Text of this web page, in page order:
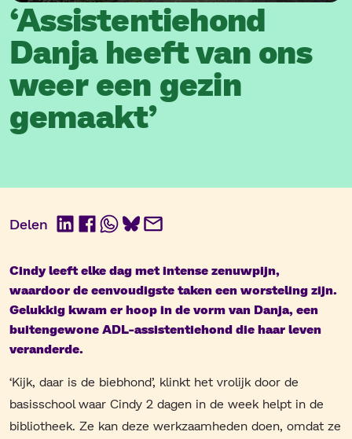
‘Assistentiehond
Danja heeft van ons
weer een gezin
gemaakt’
Delen
LinkedIn
Facebook
WhatsApp
BlueSky
E-
Cindy leeft elke dag met intense zenuwpijn,
waardoor de eenvoudigste taken een worsteling zijn.
Gelukkig kwam er hoop in de vorm van Danja, een
buitengewone ADL-assistentiehond die haar leven
veranderde.
‘Kijk, daar is de biebhond’, klinkt het vrolijk door de
basisschool waar Cindy 2 dagen in de week helpt in de
bibliotheek. Ze kan deze werkzaamheden doen, omdat ze